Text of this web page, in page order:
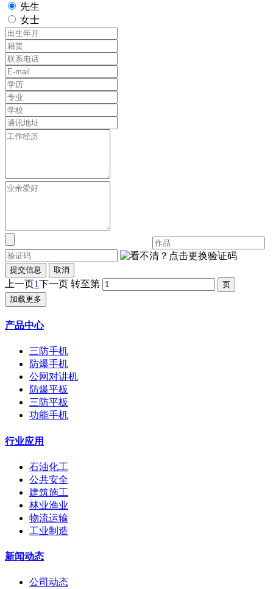
先生
女士
提交信息 取消
上一页1下一页 转至第
加载更多
产品中心
三防手机
防爆手机
公网对讲机
防爆平板
三防平板
功能手机
行业应用
石油化工
公共安全
建筑施工
林业渔业
物流运输
工业制造
新闻动态
公司动态